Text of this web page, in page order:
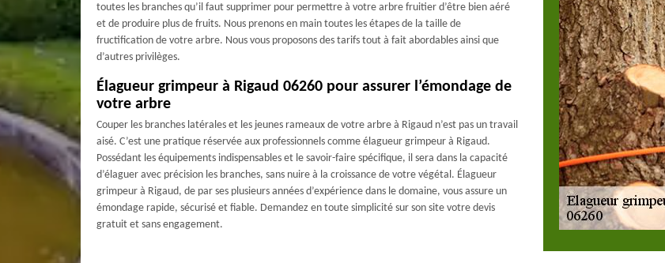
toutes les branches qu’il faut supprimer pour permettre à votre arbre fruitier d’être bien aéré
et de produire plus de fruits. Nous prenons en main toutes les étapes de la taille de
fructification de votre arbre. Nous vous proposons des tarifs tout à fait abordables ainsi que
d’autres privilèges.
Élagueur grimpeur à Rigaud 06260 pour assurer l’émondage de
votre arbre
Couper les branches latérales et les jeunes rameaux de votre arbre à Rigaud n’est pas un travail
aisé. C’est une pratique réservée aux professionnels comme élagueur grimpeur à Rigaud.
Possédant les équipements indispensables et le savoir-faire spécifique, il sera dans la capacité
d’élaguer avec précision les branches, sans nuire à la croissance de votre végétal. Élagueur
grimpeur à Rigaud, de par ses plusieurs années d’expérience dans le domaine, vous assure un
émondage rapide, sécurisé et fiable. Demandez en toute simplicité sur son site votre devis
gratuit et sans engagement.